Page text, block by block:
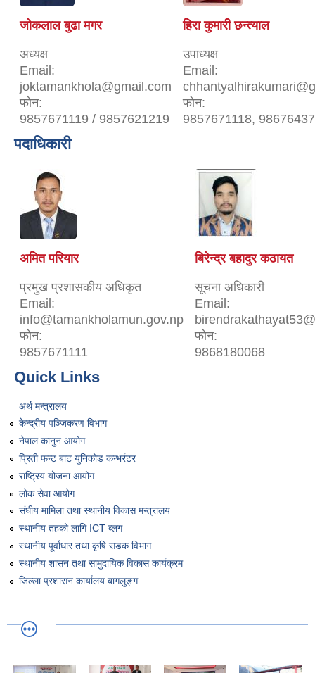
जोकलाल बुढा मगर
अध्यक्ष
Email:
joktamankhola@gmail.com
फोन:
9857671119 / 9857621219
हिरा कुमारी छन्त्याल
उपाध्यक्ष
Email:
फोन:
9857671118,
पदाधिकारी
अमित परियार
प्रमुख प्रशासकीय अधिकृत
Email:
info@tamankholamun.gov.np
फोन:
9857671111
बिरेन्द्र बहादुर कठायत
सूचना अधिकारी
Email:
फोन:
9868180068
Quick Links
अर्थ मन्त्रालय
केन्द्रीय पञ्जिकरण विभाग
नेपाल कानुन आयोग
प्रिती फन्ट बाट युनिकोड कन्भर्रटर
राष्ट्रिय योजना आयोग
लोक सेवा आयोग
संघीय मामिला तथा स्थानीय विकास मन्त्रालय
स्थानीय तहको लागि ICT ब्लग
स्थानीय पूर्वाधार तथा कृषि सडक विभाग
स्थानीय शासन तथा सामुदायिक विकास कार्यक्रम
जिल्ला प्रशासन कार्यालय बागलुङ्ग